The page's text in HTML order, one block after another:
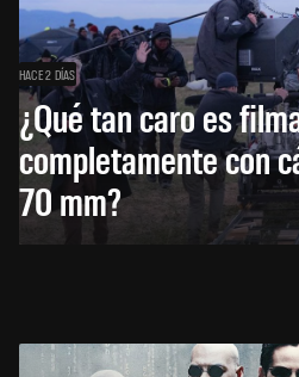
HACE 2 DÍAS
¿Qué tan caro es
completamente con
70 mm?